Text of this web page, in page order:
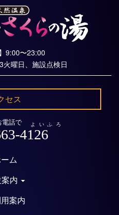
9:00〜23:00
火曜日、施設点検日
セス
電話で よいふろ
4126
ム
内
案内